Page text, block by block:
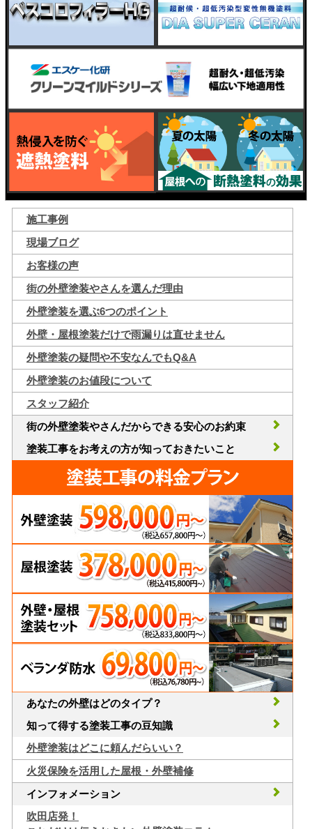
施工事例
現場ブログ
お客様の声
街の外壁塗装やさんを選んだ理由
外壁塗装を選ぶ6つのポイント
外壁・屋根塗装だけで雨漏りは直せません
外壁塗装の疑問や不安なんでもQ&A
外壁塗装のお値段について
スタッフ紹介
街の外壁塗装やさんだからできる安心のお約束
塗装工事をお考えの方が知っておきたいこと
あなたの外壁はどのタイプ？
知って得する塗装工事の豆知識
外壁塗装はどこに頼んだらいい？
火災保険を活用した屋根・外壁補修
インフォメーション
吹田店発！